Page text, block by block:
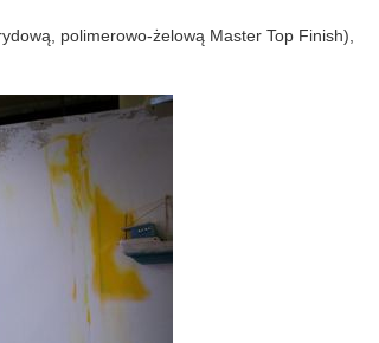
polimerowo-żelową Master Top Finish),